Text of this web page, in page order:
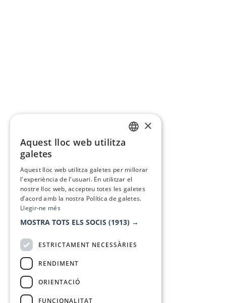
×
Aquest lloc web utilitza
galetes
Aquest lloc web utilitza galetes per millorar
l'experiència de l'usuari. En utilitzar el
nostre lloc web, accepteu totes les galetes
d’acord amb la nostra Política de galetes.
Llegir-ne més
MOSTRA TOTS ELS SOCIS (1913) →
ESTRICTAMENT NECESSÀRIES
RENDIMENT
ORIENTACIÓ
FUNCIONALITAT